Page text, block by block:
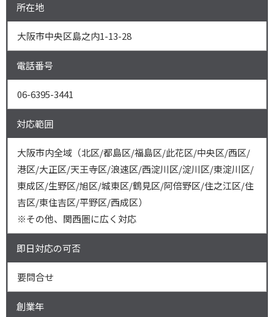
所在地
大阪市中央区島之内1-13-28
電話番号
06-6395-3441
対応範囲
大阪市内全域（北区/都島区/福島区/此花区/中央区/西区/
港区/大正区/天王寺区/浪速区/西淀川区/淀川区/東淀川区/
東成区/生野区/旭区/城東区/鶴見区/阿倍野区/住之江区/住
吉区/東住吉区/平野区/西成区）
※その他、関西圏に広く対応
即日対応の可否
要問合せ
創業年